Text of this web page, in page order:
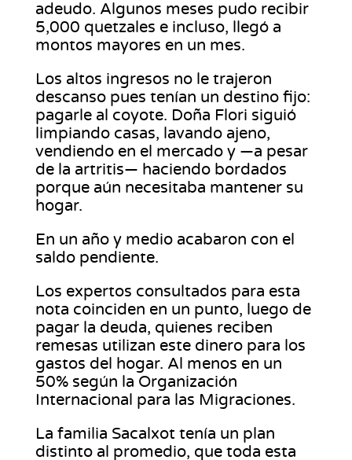
adeudo. Algunos meses pudo recibir
5,000 quetzales e incluso, llegó a
montos mayores en un mes.
Los altos ingresos no le trajeron
descanso pues tenían un destino fijo:
pagarle al coyote. Doña Flori siguió
limpiando casas, lavando ajeno,
vendiendo en el mercado y —a pesar
de la artritis— haciendo bordados
porque aún necesitaba mantener su
hogar.
En un año y medio acabaron con el
saldo pendiente.
Los expertos consultados para esta
nota coinciden en un punto, luego de
pagar la deuda, quienes reciben
remesas utilizan este dinero para los
gastos del hogar. Al menos en un
50% según la Organización
Internacional para las Migraciones.
La familia Sacalxot tenía un plan
distinto al promedio, que toda esta